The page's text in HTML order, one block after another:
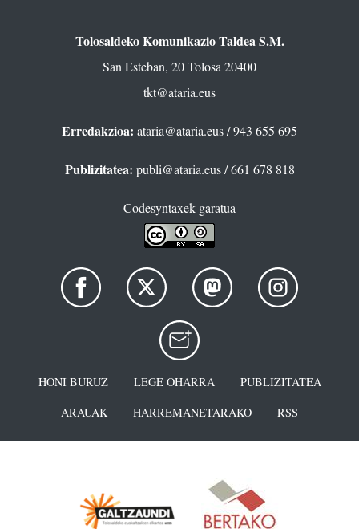
Tolosaldeko Komunikazio Taldea S.M.
San Esteban, 20 Tolosa 20400
tkt@ataria.eus
Erredakzioa: ataria@ataria.eus/ 943 655 695
Publizitatea: publi@ataria.eus/ 661 678 818
Codesyntaxek garatua
HONI BURUZ LEGE OHARRA
PUBLIZITATEA
ARAUAK
HARREMANETARAKO RSS